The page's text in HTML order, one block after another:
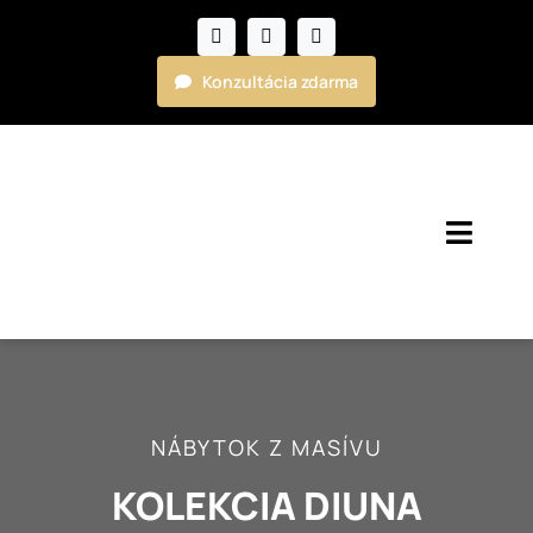
Konzultácia zdarma
Kuchyne
NÁBYTOK Z MASÍVU
KOLEKCIA DIUNA